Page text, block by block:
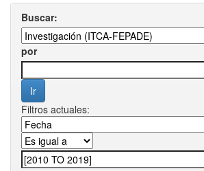
Buscar:
por
Filtros actuales: